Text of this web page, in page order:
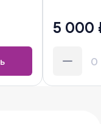
5 000